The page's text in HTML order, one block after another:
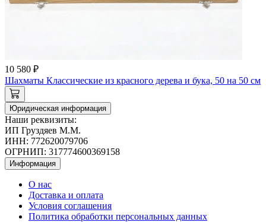
10 580 ₽
Шахматы Классические из красного дерева и бука, 50 на 50 см
Юридическая информация
Наши реквизиты:
ИП Груздяев М.М.
ИНН: 772620079706
ОГРНИП: 317774600369158
Информация
О нас
Доставка и оплата
Условия соглашения
Политика обработки персональных данных